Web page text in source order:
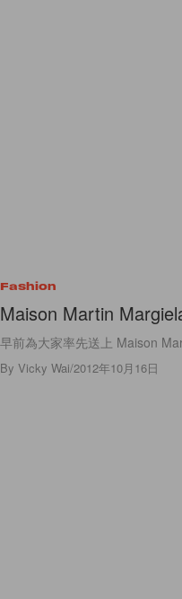
Fashion
Maison Martin
早前為大家率先送上 Maison
By Vicky Wai/2012年10月16日